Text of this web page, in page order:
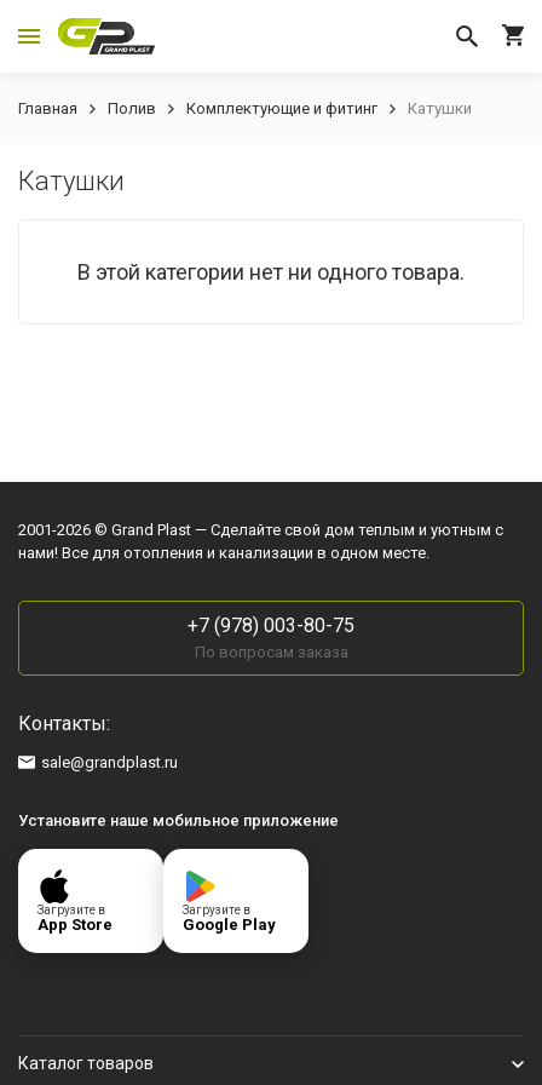
Главная Полив Комплектующие и фитинг Катушки
Катушки
В этой категории нет ни одного товара.
2001-2026 © Grand Plast — Сделайте свой дом теплым и уютным с
нами! Все для отопления и канализации в одном месте.
+7 (978) 003-80-75
По вопросам заказа
Контакты:
sale@grandplast.ru
Установите наше мобильное приложение
Загрузите в
App Store
Загрузите в
Google Play
Каталог товаров